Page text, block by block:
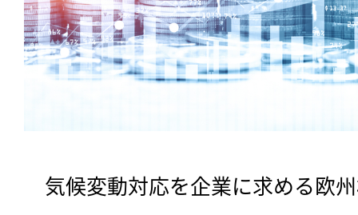
気候変動対応を企業に求める欧